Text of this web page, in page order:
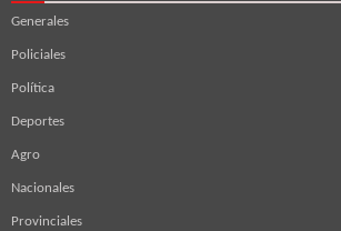
Generales
Policiales
Política
Deportes
Agro
Nacionales
Provinciales